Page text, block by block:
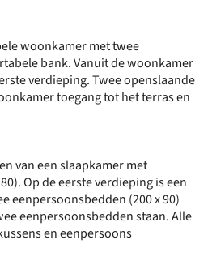
woonkamer met twee
bank. Vanuit de woonkamer
verdieping. Twee openslaande
toegang tot het terras en
van een slaapkamer met
Op de eerste verdieping is een
eenpersoonsbedden (200 x 90)
eenpersoonsbedden staan. Alle
en eenpersoons